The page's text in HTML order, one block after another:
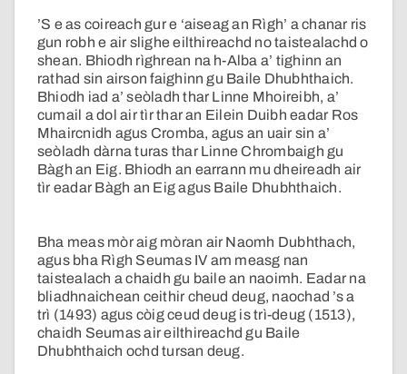
’S e as coireach gur e ‘aiseag an Rìgh’ a chanar ris
gun robh e air slighe eilthireachd no taistealachd o
shean. Bhiodh rìghrean na h-Alba a’ tighinn an
rathad sin airson faighinn gu Baile Dhubhthaich.
Bhiodh iad a’ seòladh thar Linne Mhoireibh, a’
cumail a dol air tìr thar an Eilein Duibh eadar Ros
Mhaircnidh agus Cromba, agus an uair sin a’
seòladh dàrna turas thar Linne Chrombaigh gu
Bàgh an Eig. Bhiodh an earrann mu dheireadh air
tìr eadar Bàgh an Eig agus Baile Dhubhthaich.
Bha meas mòr aig mòran air Naomh Dubhthach,
agus bha Rìgh Seumas IV am measg nan
taistealach a chaidh gu baile an naoimh. Eadar na
bliadhnaichean ceithir cheud deug, naochad ’s a
trì (1493) agus còig ceud deug is trì-deug (1513),
chaidh Seumas air eilthireachd gu Baile
Dhubhthaich ochd tursan deug.